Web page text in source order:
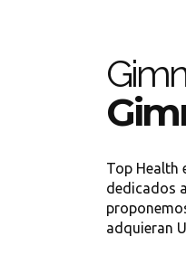
Top Health
dedicados
adquieran